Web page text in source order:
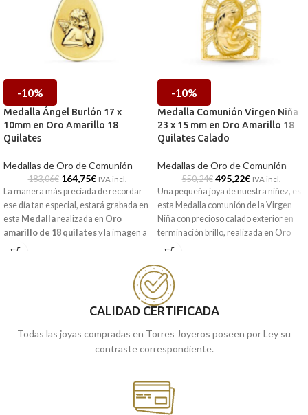
-10%
Medalla Ángel Burlón 17 x
10mm en Oro Amarillo 18
Quilates
Medallas de Oro de Comunión
183,06€ 164,75€ IVA incl.
La manera más preciada de recordar
ese día tan especial, estará grabada en
esta Medallarealizada en Oro
amarillo de 18 quilatesy la imagen a
relieve del
tiendas de Málaga y Melilla, o si lo
enviamos a casa.
-10%
Medalla Comunión Virgen Niña
23 x 15 mm en Oro Amarillo 18
Quilates Calado
Medallas de Oro de Comunión
550,24€ 495,22€ IVA incl.
Una pequeña joya de nuestra niñez, es
esta Medalla comunión de la Virgen
Niña con precioso calado exterior en
terminación brillo, realizada en Oro
Amarillo de 18 quilates. Una pieza de
querrá quitarse nunca.
Puedes encontrarla en nuestras
tiendas de Málaga y Melilla, o si lo
enviamos a casa.
CALIDAD CERTIFICADA
Todas las joyas compradas en Torres Joyeros poseen por Ley su
contraste correspondiente.